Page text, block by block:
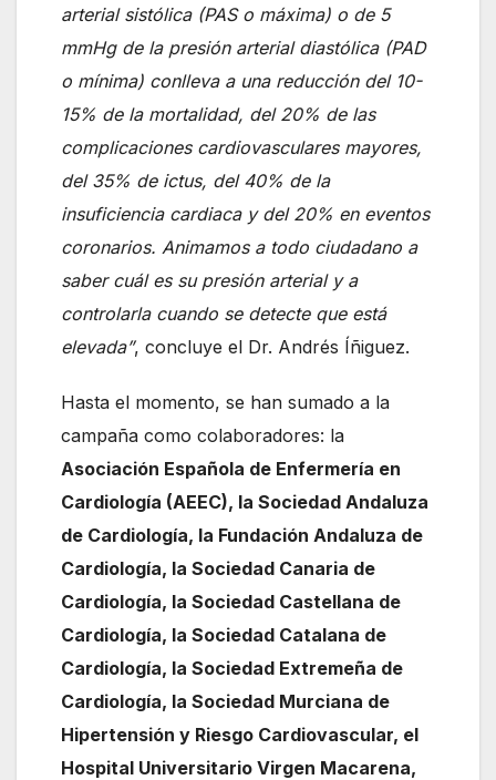
arterial sistólica (PAS o máxima) o de 5
mmHg de la presión arterial diastólica (PAD
o mínima) conlleva a una reducción del 10-
15% de la mortalidad, del 20% de las
complicaciones cardiovasculares mayores,
del 35% de ictus, del 40% de la
insuficiencia cardiaca y del 20% en eventos
coronarios. Animamos a todo ciudadano a
saber cuál es su presión arterial y a
controlarla cuando se detecte que está
elevada”, concluye el Dr. Andrés Íñiguez.
Hasta el momento, se han sumado a la
campaña como colaboradores: la
Asociación Española de Enfermería en
Cardiología (AEEC), la Sociedad Andaluza
de Cardiología, la Fundación Andaluza de
Cardiología, la Sociedad Canaria de
Cardiología, la Sociedad Castellana de
Cardiología, la Sociedad Catalana de
Cardiología, la Sociedad Extremeña de
Cardiología, la Sociedad Murciana de
Hipertensión y Riesgo Cardiovascular, el
Hospital Universitario Virgen Macarena,